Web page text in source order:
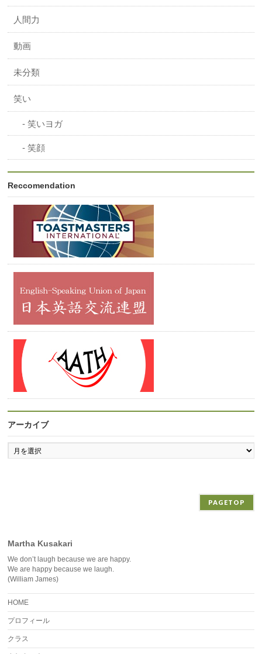
人間力
動画
未分類
笑い
笑いヨガ
笑顔
Reccomendation
アーカイブ
ア
ー
PAGETOP
Martha Kusakari
We don’t laugh because we are happy.
We are happy because we laugh.
(William James)
HOME
プロフィール
クラス